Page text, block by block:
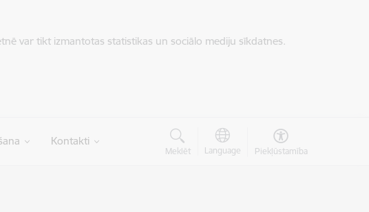
var tikt izmantotas statistikas un sociālo mediju sīkdatnes.
Kontakti
Meklēt Language Piekļūstamība